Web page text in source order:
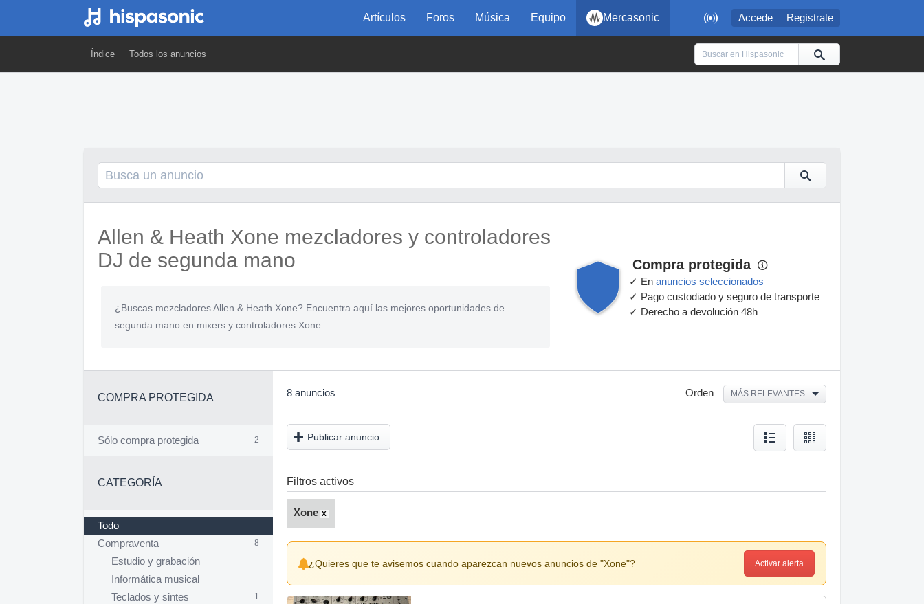
 Accede Regístrate
Artículos Foros Música Equipo Mercasonic
Índice Todos los anuncios
Allen & Heath Xone mezcladores y controladores
DJ de segunda mano
¿Buscas mezcladores Allen & Heath Xone? Encuentra aquí las mejores oportunidades de
segunda mano en mixers y controladores Xone
Compra protegida
✓ En anuncios seleccionados
✓ Pago custodiado y seguro de transporte
✓ Derecho a devolución 48h
Orden MÁS RELEVANTES
8 anuncios
Publicar anuncio
Filtros activos
Xone X
¿Quieres que te avisemos cuando aparezcan nuevos anuncios de "Xone"? Activar alerta
COMPRA PROTEGIDA
2
Sólo compra protegida
CATEGORÍA
Todo
8
Compraventa
Estudio y grabación
Informática musical
1
Teclados y sintes